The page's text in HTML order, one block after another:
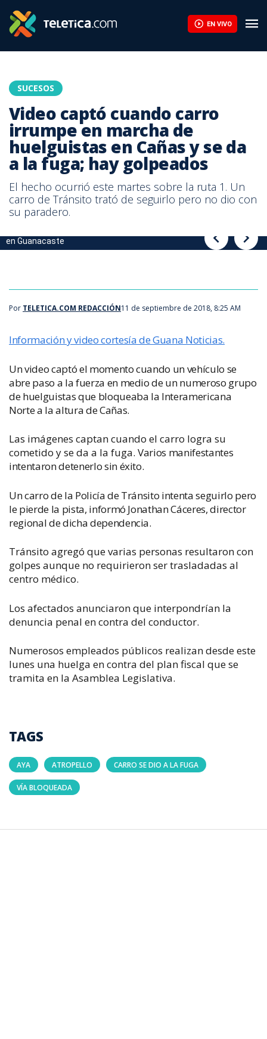
EN VIVO
SUCESOS
Video captó cuando carro
irrumpe en marcha de
huelguistas en Cañas y se da
a la fuga; hay golpeados
El hecho ocurrió este martes sobre la ruta 1. Un
carro de Tránsito trató de seguirlo pero no dio con
su paradero.
en Guanacaste
en Guanacaste
Por TELETICA.COM REDACCIÓN11 de septiembre de 2018, 8:25 AM
Información y video cortesía de Guana Noticias.
Un video captó el momento cuando un vehículo se
abre paso a la fuerza en medio de un numeroso grupo
de huelguistas que bloqueaba la Interamericana
Norte a la altura de Cañas.
Las imágenes captan cuando el carro logra su
cometido y se da a la fuga. Varios manifestantes
intentaron detenerlo sin éxito.
Un carro de la Policía de Tránsito intenta seguirlo pero
le pierde la pista, informó Jonathan Cáceres, director
regional de dicha dependencia.
Tránsito agregó que varias personas resultaron con
golpes aunque no requirieron ser trasladadas al
centro médico.
Los afectados anunciaron que interpondrían la
denuncia penal en contra del conductor.
Numerosos empleados públicos realizan desde este
lunes una huelga en contra del plan fiscal que se
tramita en la Asamblea Legislativa.
TAGS
AYA ATROPELLO CARRO SE DIO A LA FUGA
VÍA BLOQUEADA